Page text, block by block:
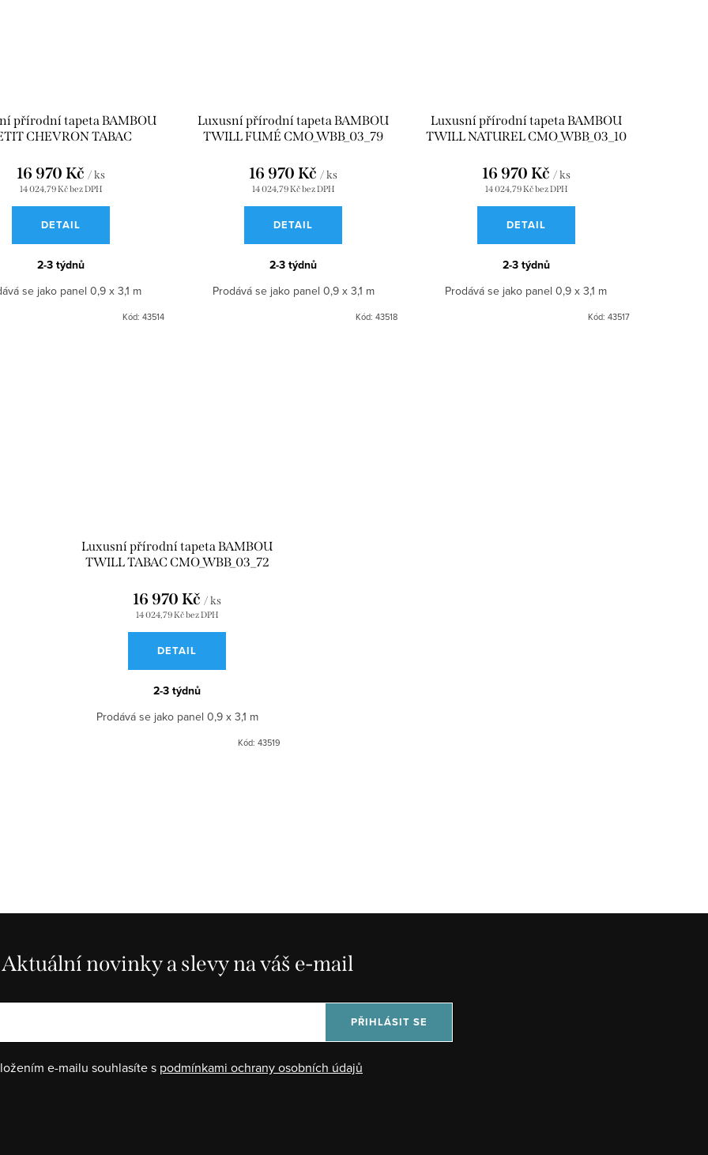
přírodní tapeta BAMBOU
CHEVRON TABAC
14 024,79 Kč bez DPH
16 970 Kč / ks
DETAIL
2-3 týdnů
se jako panel 0,9 x 3,1 m
Kód: 43514
Luxusní přírodní tapeta BAMBOU
TWILL FUMÉ CMO_WBB_03_79
14 024,79 Kč bez DPH
16 970 Kč/ ks
DETAIL
2-3 týdnů
Prodává se jako panel 0,9 x 3,1 m
Kód: 43518
Luxusní přírodní tapeta BAMBOU
TWILL NATUREL CMO_WBB_03_10
14 024,79 Kč bez DPH
16 970 Kč / ks
DETAIL
2-3 týdnů
Prodává se jako panel 0,9 x 3,1 m
Kód: 43517
Luxusní přírodní tapeta BAMBOU
TWILL TABAC CMO_WBB_03_72
14 024,79 Kč bez DPH
16 970 Kč / ks
DETAIL
2-3 týdnů
Prodává se jako panel 0,9 x 3,1 m
Kód:43519
Aktuální novinky a slevy na váš e-mail
e-mailu souhlasíte s podmínkami ochrany osobních údajů
PŘIHLÁSIT SE